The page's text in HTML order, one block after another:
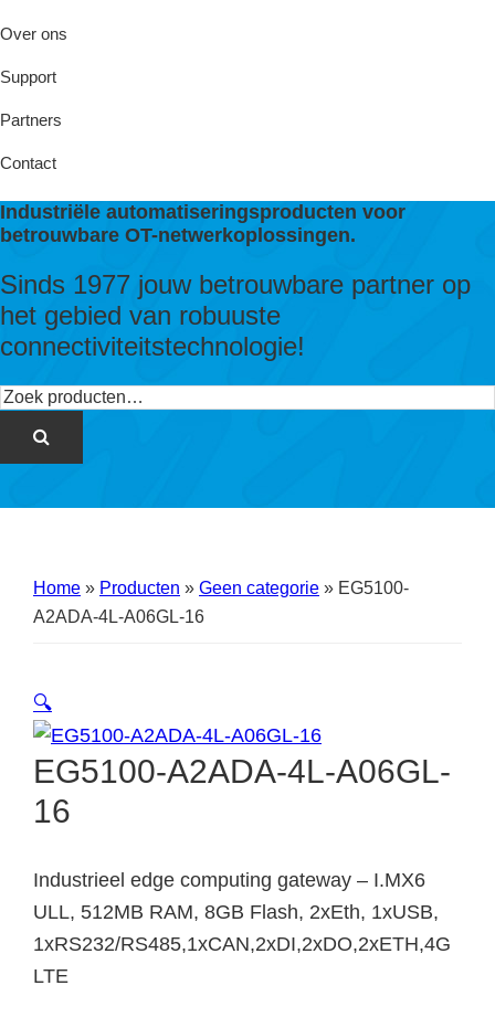
Over ons
Support
Partners
Contact
Industriële automatiseringsproducten voor
betrouwbare OT-netwerkoplossingen.
Sinds 1977 jouw betrouwbare partner op
het gebied van robuuste
connectiviteitstechnologie!
Zoeken
Home » Producten » Geen categorie » EG5100-
A2ADA-4L-A06GL-16
🔍
EG5100-A2ADA-4L-A06GL-
16
Industrieel edge computing gateway – I.MX6
ULL, 512MB RAM, 8GB Flash, 2xEth, 1xUSB,
1xRS232/RS485,1xCAN,2xDI,2xDO,2xETH,4G
LTE